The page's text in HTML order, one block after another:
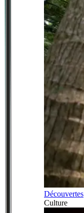
Découvertes
Culture